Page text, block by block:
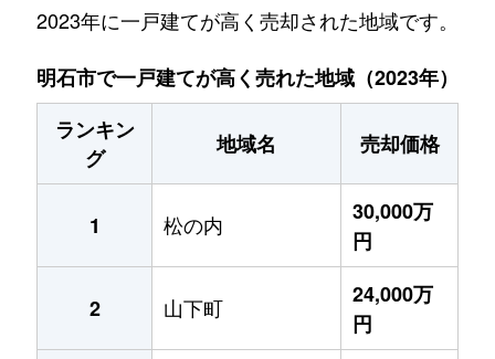
2023年に一戸建てが高く売却された地域です。
明石市で一戸建てが高く売れた地域（2023年）
ランキン
グ
地域名 売却価格
1 松の内
30,000万
円
2 山下町
24,000万
円